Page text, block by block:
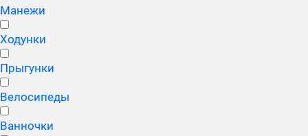
Манежи
Ходунки
Прыгунки
Велосипеды
Ванночки